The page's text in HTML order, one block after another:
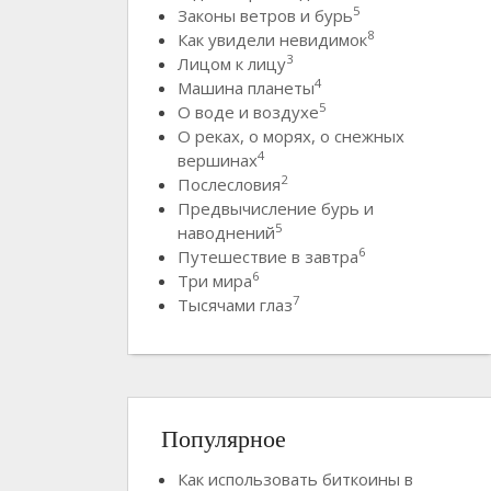
Законы ветров и бурь5
Как увидели невидимок8
Лицом к лицу3
Машина планеты4
О воде и воздухе5
О реках, о морях, о снежных
вершинах4
Послесловия2
Предвычисление бурь и
наводнений5
Путешествие в завтра6
Три мира6
Тысячами глаз7
Популярное
Как использовать биткоины в